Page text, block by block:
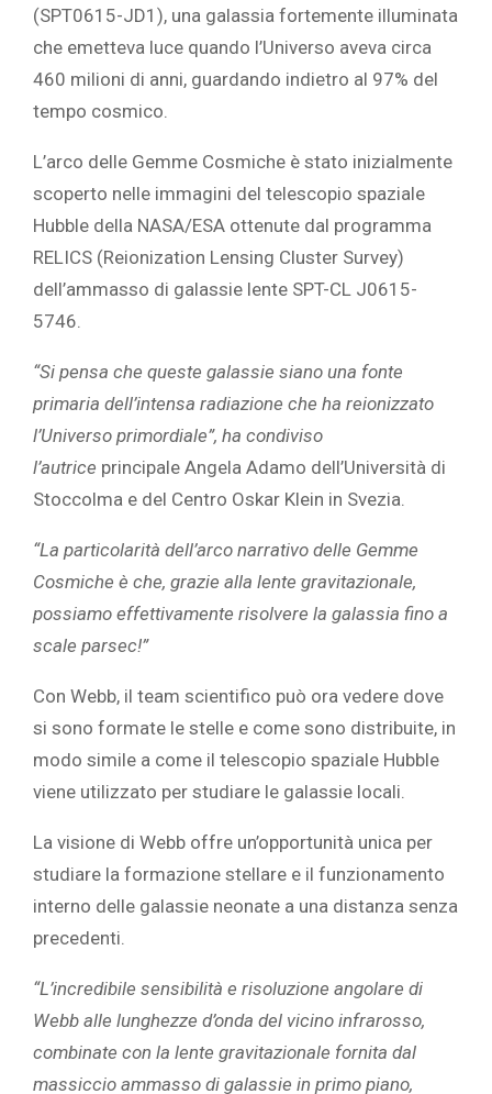
(SPT0615-JD1), una galassia fortemente illuminata
che emetteva luce quando l’Universo aveva circa
460 milioni di anni, guardando indietro al 97% del
tempo cosmico.
L’arco delle Gemme Cosmiche è stato inizialmente
scoperto nelle immagini del telescopio spaziale
Hubble della NASA/ESA ottenute dal programma
RELICS (Reionization Lensing Cluster Survey)
dell’ammasso di galassie lente SPT-CL J0615-
5746.
“Si pensa che queste galassie siano una fonte
primaria dell’intensa radiazione che ha reionizzato
l’Universo primordiale”, ha condiviso
l’autrice principale Angela Adamo dell’Università di
Stoccolma e del Centro Oskar Klein in Svezia.
“La particolarità dell’arco narrativo delle Gemme
Cosmiche è che, grazie alla lente gravitazionale,
possiamo effettivamente risolvere la galassia fino a
scale parsec!”
Con Webb, il team scientifico può ora vedere dove
si sono formate le stelle e come sono distribuite, in
modo simile a come il telescopio spaziale Hubble
viene utilizzato per studiare le galassie locali.
La visione di Webb offre un’opportunità unica per
studiare la formazione stellare e il funzionamento
interno delle galassie neonate a una distanza senza
precedenti.
“L’incredibile sensibilità e risoluzione angolare di
Webb alle lunghezze d’onda del vicino infrarosso,
combinate con la lente gravitazionale fornita dal
massiccio ammasso di galassie in primo piano,